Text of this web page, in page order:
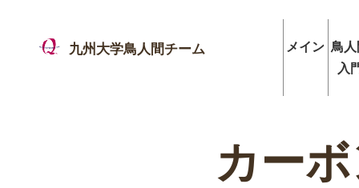
九州大学鳥人間チーム メイン 鳥
入
カー